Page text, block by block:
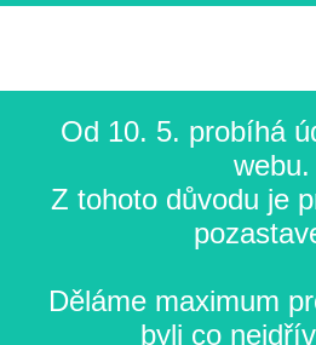
Od 10. 5. probíhá
webu.
Z tohoto důvodu je
Děláme maximum
byli co